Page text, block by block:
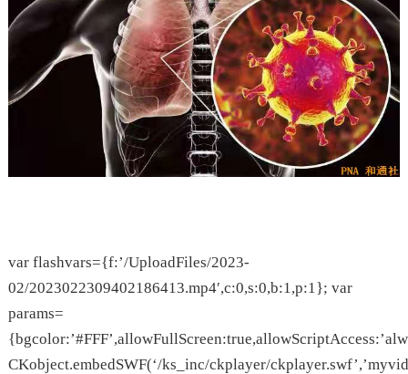
var flashvars={f:’/UploadFiles/2023-
02/2023022309402186413.mp4′,c:0,s:0,b:1,p:1}; var
params=
CKobject.embedSWF(‘/ks_inc/ckplayer/